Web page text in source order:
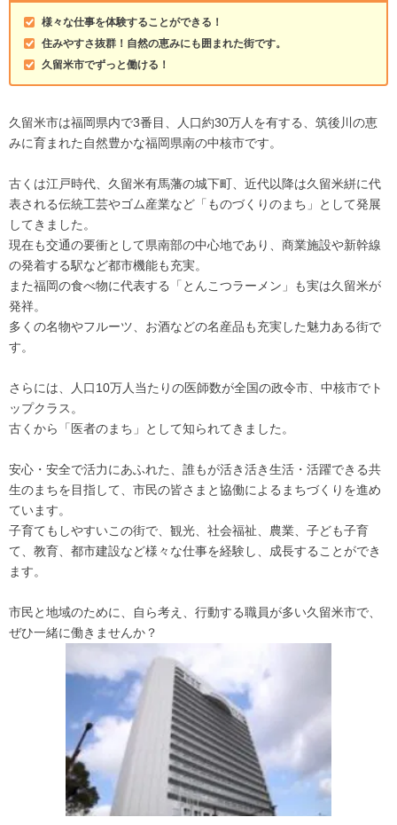
様々な仕事を体験することができる！
住みやすさ抜群！自然の恵みにも囲まれた街です。
久留米市でずっと働ける！
久留米市は福岡県内で3番目、人口約30万人を有する、筑後川の恵
みに育まれた自然豊かな福岡県南の中核市です。
古くは江戸時代、久留米有馬藩の城下町、近代以降は久留米絣に代
表される伝統工芸やゴム産業など「ものづくりのまち」として発展
してきました。
現在も交通の要衝として県南部の中心地であり、商業施設や新幹線
の発着する駅など都市機能も充実。
また福岡の食べ物に代表する「とんこつラーメン」も実は久留米が
発祥。
多くの名物やフルーツ、お酒などの名産品も充実した魅力ある街で
す。
さらには、人口10万人当たりの医師数が全国の政令市、中核市でト
ップクラス。
古くから「医者のまち」として知られてきました。
安心・安全で活力にあふれた、誰もが活き活き生活・活躍できる共
生のまちを目指して、市民の皆さまと協働によるまちづくりを進め
ています。
子育てもしやすいこの街で、観光、社会福祉、農業、子ども子育
て、教育、都市建設など様々な仕事を経験し、成長することができ
ます。
市民と地域のために、自ら考え、行動する職員が多い久留米市で、
ぜひ一緒に働きませんか？